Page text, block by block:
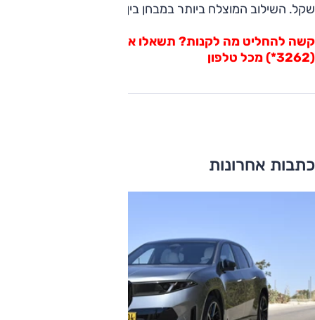
שקל. השילוב המוצלח ביותר במבחן בין ביצועים, נוחות ומחיר.
קשה להחליט מה לקנות? תשאלו אותנו ב"כוכבית אוטו"
(3262*) מכל טלפון
כתבות אחרונות